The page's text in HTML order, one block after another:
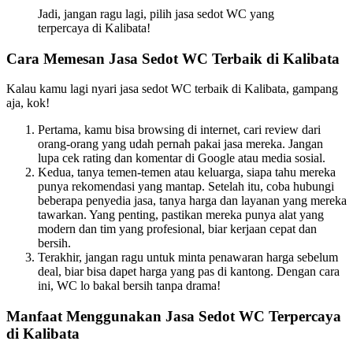
Jadi, jangan ragu lagi, pilih jasa sedot WC yang
terpercaya di Kalibata!
Cara Memesan Jasa Sedot WC Terbaik di Kalibata
Kalau kamu lagi nyari jasa sedot WC terbaik di Kalibata, gampang
aja, kok!
Pertama, kamu bisa browsing di internet, cari review dari
orang-orang yang udah pernah pakai jasa mereka. Jangan
lupa cek rating dan komentar di Google atau media sosial.
Kedua, tanya temen-temen atau keluarga, siapa tahu mereka
punya rekomendasi yang mantap. Setelah itu, coba hubungi
beberapa penyedia jasa, tanya harga dan layanan yang mereka
tawarkan. Yang penting, pastikan mereka punya alat yang
modern dan tim yang profesional, biar kerjaan cepat dan
bersih.
Terakhir, jangan ragu untuk minta penawaran harga sebelum
deal, biar bisa dapet harga yang pas di kantong. Dengan cara
ini, WC lo bakal bersih tanpa drama!
Manfaat Menggunakan Jasa Sedot WC Terpercaya
di Kalibata